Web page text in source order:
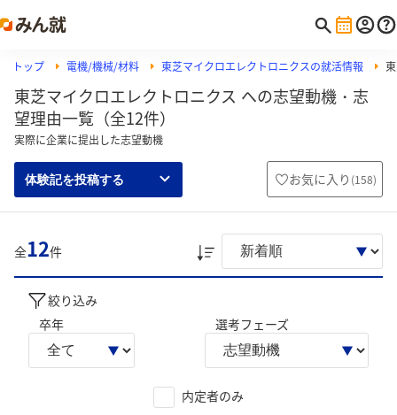
トップ 電機/機械/材料 東芝マイクロエレクトロニクスの就活情報
東芝マイクロエレクトロニクス への志望動機・志
望理由一覧（全12件）
実際に企業に提出した志望動機
体験記を投稿する お気に入り (158)
全12件
絞り込み
卒年
選考フェーズ
内定者のみ